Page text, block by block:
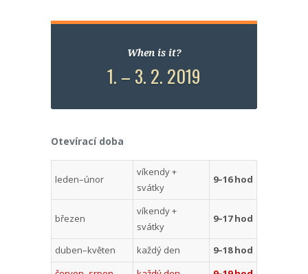
When is it?
1. – 3. 2. 2019
Otevírací doba
leden–únor
víkendy +
svátky
9–16 hod
březen
víkendy +
svátky
9–17 hod
duben–květen každý den
9–18 hod